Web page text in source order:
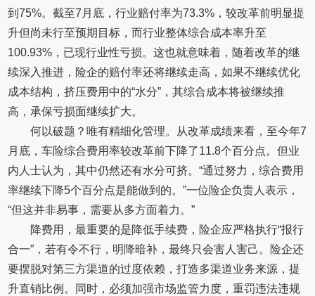
到75%。截至7月底，行业赔付率为73.3%，较改革前明显提
升但尚未行至预期目标，而行业整体综合成本率升至
100.93%，已现行业性亏损。这也就意味着，随着改革的继
续深入推进，险企的赔付率还将继续走高，如果不继续优化
成本结构，挤压费用中的“水分”，其综合成本将被继续推
高，承保亏损面继续扩大。
何以破题？唯有精细化管理。从改革成绩来看，至今年7
月底，车险综合费用率较改革前下降了11.8个百分点。但业
内人士认为，其中仍然还有水分可挤。“通过努力，综合费用
率继续下降5个百分点是能做到的。”一位险企负责人表示，
“但这并非易事，需要从多方面着力。”
降费用，最重要的是降低手续费，险企应严格执行“报行
合一”，若有令不行，明降暗补，最终只会害人害己。险企还
要摆脱对第三方渠道的过度依赖，打造多渠道业务来源，提
升直销比例。同时，必须加强市场监管力度，重罚违法违规